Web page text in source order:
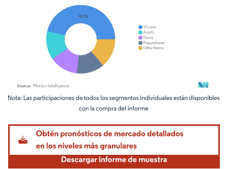
Imagen © Mordor Intelligence. El uso requiere atribución según CC BY 4.0.